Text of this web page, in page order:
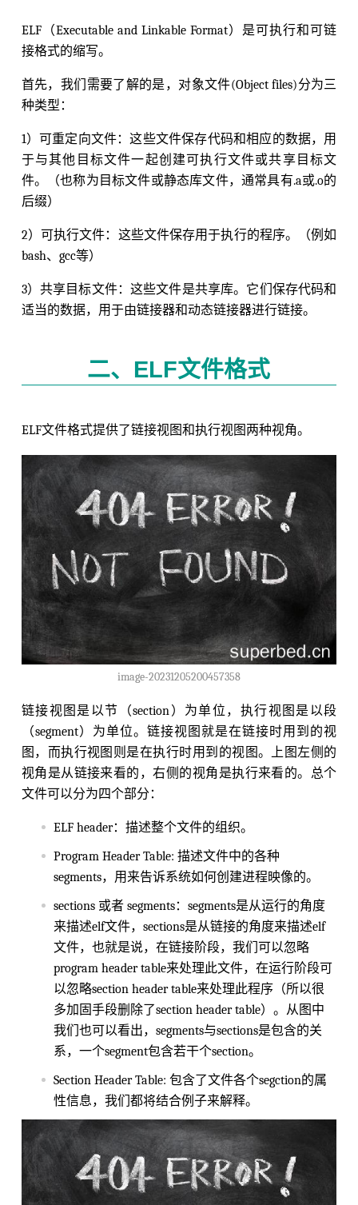
ELF（Executable and Linkable Format）是可执行和可链
接格式的缩写。
首先，我们需要了解的是，对象文件(Object files)分为三
种类型：
1）可重定向文件：这些文件保存代码和相应的数据，用
于与其他目标文件一起创建可执行文件或共享目标文
件。（也称为目标文件或静态库文件，通常具有.a或.o的
后缀）
2）可执行文件：这些文件保存用于执行的程序。（例如
bash、gcc等）
3）共享目标文件：这些文件是共享库。它们保存代码和
适当的数据，用于由链接器和动态链接器进行链接。
二、ELF文件格式
ELF文件格式提供了链接视图和执行视图两种视角。
image-20231205200457358
链接视图是以节（section）为单位，执行视图是以段
（segment）为单位。链接视图就是在链接时用到的视
图，而执行视图则是在执行时用到的视图。上图左侧的
视角是从链接来看的，右侧的视角是执行来看的。总个
文件可以分为四个部分：
ELF header：描述整个文件的组织。
Program Header Table: 描述文件中的各种
segments，用来告诉系统如何创建进程映像的。
sections 或者 segments：segments是从运行的角度
来描述elf文件，sections是从链接的角度来描述elf
文件，也就是说，在链接阶段，我们可以忽略
program header table来处理此文件，在运行阶段可
以忽略section header table来处理此程序（所以很
多加固手段删除了section header table）。从图中
我们也可以看出，segments与sections是包含的关
系，一个segment包含若干个section。
Section Header Table: 包含了文件各个segction的属
性信息，我们都将结合例子来解释。